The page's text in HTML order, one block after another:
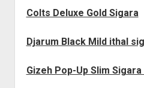
Colts Deluxe Gold Sigara
Djarum Black Mild ithal
Gizeh Pop-Up Slim